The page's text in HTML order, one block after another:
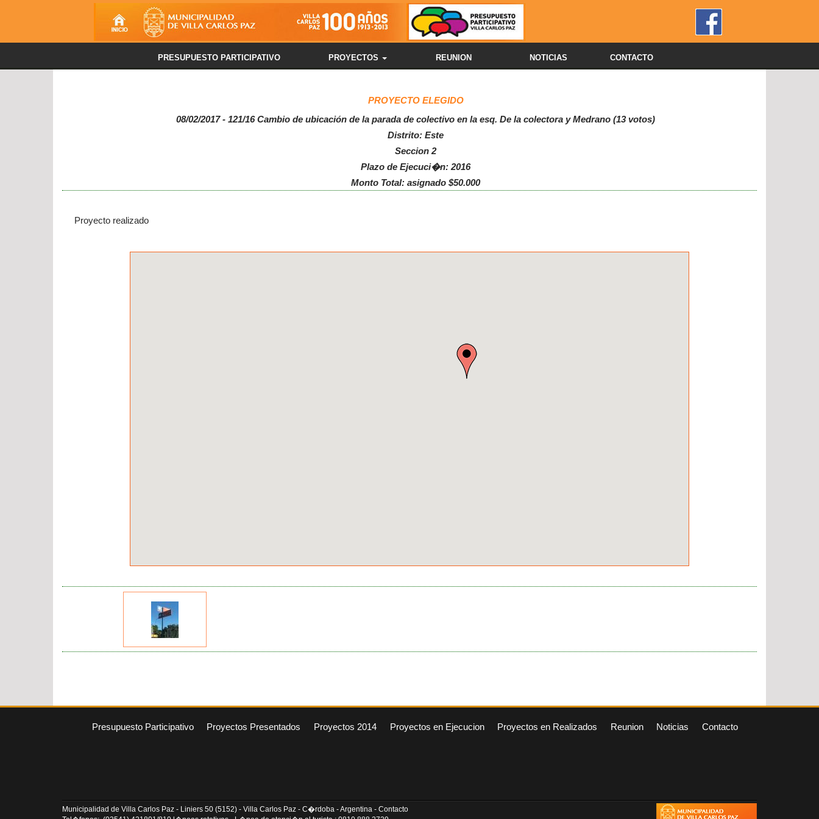
PRESUPUESTO PARTICIPATIVO PROYECTOS REUNION NOTICIAS CONTACTO
PROYECTO ELEGIDO
08/02/2017 - 121/16 Cambio de ubicación de la parada de colectivo en la esq. De la colectora y Medrano (13 votos)
Distrito: Este
Seccion 2
Plazo de Ejecuci�n: 2016
Monto Total: asignado $50.000
Proyecto realizado
Presupuesto Participativo Proyectos Presentados Proyectos 2014 Proyectos en Ejecucion Proyectos en Realizados Reunion Noticias Contacto
Municipalidad de Villa Carlos Paz - Liniers 50 (5152) - Villa Carlos Paz - C�rdoba - Argentina - Contacto